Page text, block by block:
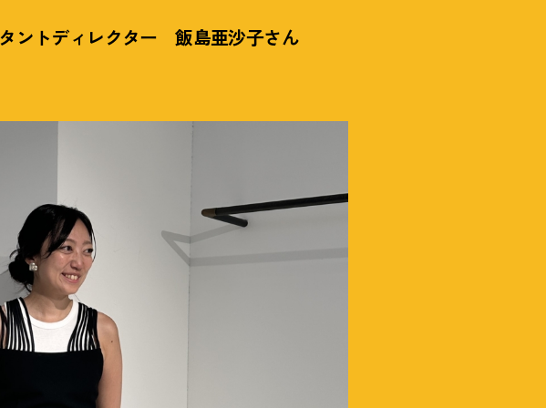
ントディレクター 飯島亜沙子さん